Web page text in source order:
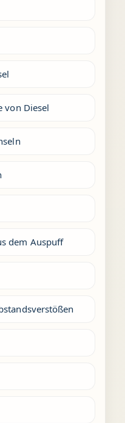
von Diesel
dem Auspuff